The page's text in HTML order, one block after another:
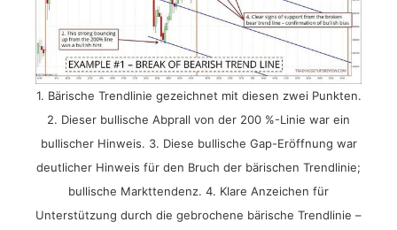
1. Bärische Trendlinie gezeichnet mit diesen zwei Punkten.
2. Dieser bullische Abprall von der 200 %-Linie war ein
bullischer Hinweis. 3. Diese bullische Gap-Eröffnung war
deutlicher Hinweis für den Bruch der bärischen Trendlinie;
bullische Markttendenz. 4. Klare Anzeichen für
Unterstützung durch die gebrochene bärische Trendlinie –